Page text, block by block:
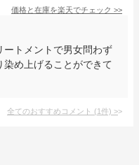
価格と在庫を楽天でチェック >>
トメントで男女問わず
め上げることができて
全てのおすすめコメント (1件) >